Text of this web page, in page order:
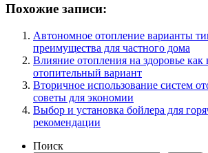
Похожие записи:
Автономное отопление варианты
преимущества для частного дома
Влияние отопления на здоровье как
отопительный вариант
Вторичное использование систем
советы для экономии
Выбор и установка бойлера для
рекомендации
Поиск